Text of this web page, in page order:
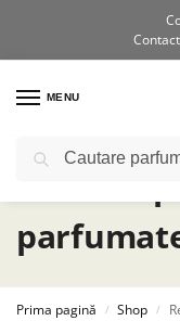
MENU
Prima pagină / Shop /